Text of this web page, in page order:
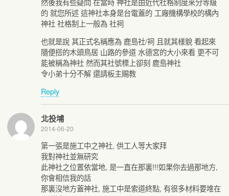
的 就您所述 這神社本身是台電蓋的 工廠機構學校的構內
神社 社格制上一般為 社祠
也就是說 其正式名稱應為 鹿島社/祠 且就其樣貌 看起來
隨便搭的木頭鳥居 山路的參道 水德宮的大小來看 更不可
能被稱為神社 然而其社號標上卻刻 鹿島神社
令小弟十分不解 還請板主賜教
Reply
北投埔
2014-06-20
第一張是施工中之神社, 供工人等大家拜
我對神社並無研究
此神社之位置依當地, 是一直在那裏!!!如果你去過那地方,
你會相信我的話
那裏沒地方蓋神社, 施工中是索道終點, 有很多材料要堆在